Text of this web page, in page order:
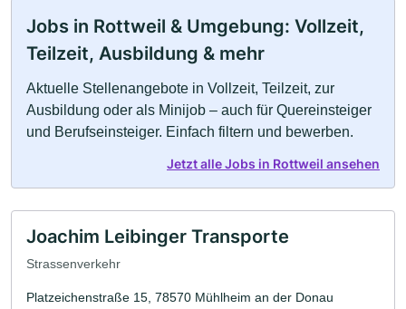
Jobs in Rottweil & Umgebung: Vollzeit,
Teilzeit, Ausbildung & mehr
Aktuelle Stellenangebote in Vollzeit, Teilzeit, zur
Ausbildung oder als Minijob – auch für Quereinsteiger
und Berufseinsteiger. Einfach filtern und bewerben.
Jetzt alle Jobs in Rottweil ansehen
Joachim Leibinger Transporte
Strassenverkehr
Platzeichenstraße 15, 78570 Mühlheim an der Donau